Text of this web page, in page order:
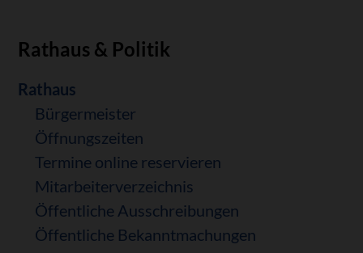
Rathaus & Politik
Navigation
überspringen
Rathaus
Bürgermeister
Öffnungszeiten
Termine online reservieren
Mitarbeiterverzeichnis
Öffentliche Ausschreibungen
Öffentliche Bekanntmachungen